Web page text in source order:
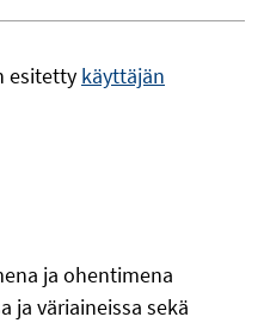
esitetty käyttäjän
ja ohentimena
ja väriaineissa sekä